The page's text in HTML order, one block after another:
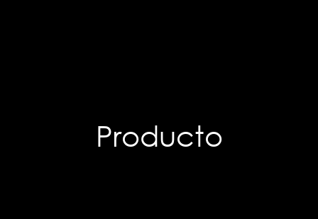
Producto